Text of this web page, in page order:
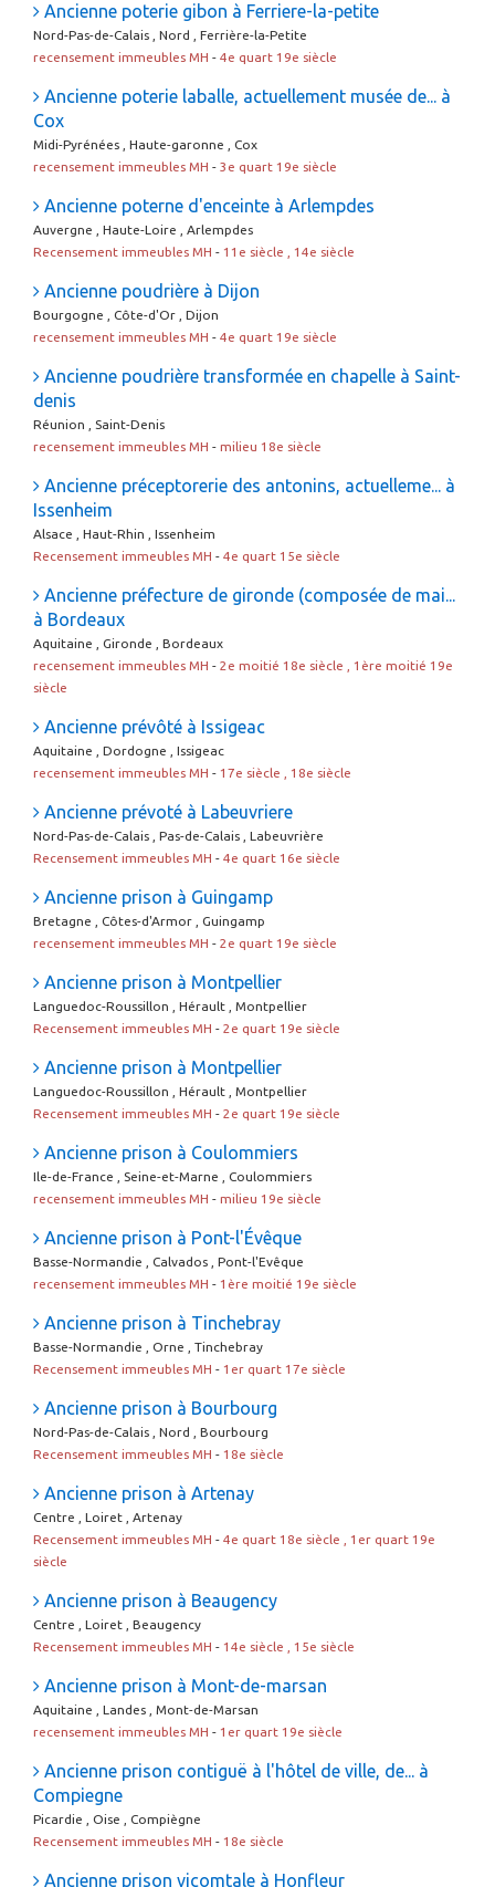
Ancienne poterie gibon à Ferriere-la-petite
Nord-Pas-de-Calais , Nord , Ferrière-la-Petite
recensement immeubles MH - 4e quart 19e siècle
Ancienne poterie laballe, actuellement musée de... à
Cox
Midi-Pyrénées , Haute-garonne , Cox
recensement immeubles MH - 3e quart 19e siècle
Ancienne poterne d'enceinte à Arlempdes
Auvergne , Haute-Loire , Arlempdes
Recensement immeubles MH - 11e siècle , 14e siècle
Ancienne poudrière à Dijon
Bourgogne , Côte-d'Or , Dijon
recensement immeubles MH - 4e quart 19e siècle
Ancienne poudrière transformée en chapelle à Saint-
denis
Réunion , Saint-Denis
recensement immeubles MH - milieu 18e siècle
Ancienne préceptorerie des antonins, actuelleme... à
Issenheim
Alsace , Haut-Rhin , Issenheim
Recensement immeubles MH - 4e quart 15e siècle
Ancienne préfecture de gironde (composée de mai...
à Bordeaux
Aquitaine , Gironde , Bordeaux
recensement immeubles MH - 2e moitié 18e siècle , 1ère moitié 19e
siècle
Ancienne prévôté à Issigeac
Aquitaine , Dordogne , Issigeac
recensement immeubles MH - 17e siècle , 18e siècle
Ancienne prévoté à Labeuvriere
Nord-Pas-de-Calais , Pas-de-Calais , Labeuvrière
Recensement immeubles MH - 4e quart 16e siècle
Ancienne prison à Guingamp
Bretagne , Côtes-d'Armor , Guingamp
recensement immeubles MH - 2e quart 19e siècle
Ancienne prison à Montpellier
Languedoc-Roussillon , Hérault , Montpellier
Recensement immeubles MH - 2e quart 19e siècle
Ancienne prison à Montpellier
Languedoc-Roussillon , Hérault , Montpellier
Recensement immeubles MH - 2e quart 19e siècle
Ancienne prison à Coulommiers
Ile-de-France , Seine-et-Marne , Coulommiers
recensement immeubles MH - milieu 19e siècle
Ancienne prison à Pont-l'Évêque
Basse-Normandie , Calvados , Pont-l'Evêque
recensement immeubles MH - 1ère moitié 19e siècle
Ancienne prison à Tinchebray
Basse-Normandie , Orne , Tinchebray
Recensement immeubles MH - 1er quart 17e siècle
Ancienne prison à Bourbourg
Nord-Pas-de-Calais , Nord , Bourbourg
Recensement immeubles MH - 18e siècle
Ancienne prison à Artenay
Centre , Loiret , Artenay
Recensement immeubles MH - 4e quart 18e siècle , 1er quart 19e
siècle
Ancienne prison à Beaugency
Centre , Loiret , Beaugency
Recensement immeubles MH - 14e siècle , 15e siècle
Ancienne prison à Mont-de-marsan
Aquitaine , Landes , Mont-de-Marsan
recensement immeubles MH - 1er quart 19e siècle
Ancienne prison contiguë à l'hôtel de ville, de... à
Compiegne
Picardie , Oise , Compiègne
Recensement immeubles MH - 18e siècle
Ancienne prison vicomtale à Honfleur